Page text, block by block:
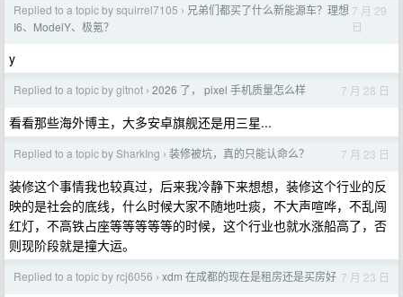
Replied to a topic by squirrel7105 › 兄弟们都买了什么新能源车？理想
I6、ModelY、极氪？
7 月 29
日
y
Replied to a topic by gitnot › 2026 了， pixel 手机质量怎么样 7 月 28 日
看看那些海外博主，大多安卓旗舰还是用三星...
Replied to a topic by SharkIng › 装修被坑，真的只能认命么？ 7 月 23 日
装修这个事情我也较真过，后来我冷静下来想想，装修这个行业的反
映的是社会的底线，什么时候大家不随地吐痰，不大声喧哗，不乱闯
红灯，不高铁占座等等等等等的时候，这个行业也就水涨船高了，否
则现阶段就是撞大运。
Replied to a topic by rcj6056 › xdm 在成都的现在是租房还是买房好 7 月 23 日